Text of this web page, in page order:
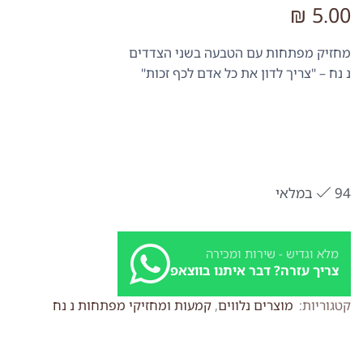
₪ 5.00
מחזיק מפתחות עם הטבעה בשני הצדדים
נ נח – "צריך לדון את כל אדם לכף זכות"
94 במלאי
מלא וגדיש - שירות ומכירה
צריך עזרה? דבר איתנו בווצאפ
קטגוריות: מוצרים נלווים, קמעות ומחזיקי מפתחות נ נח